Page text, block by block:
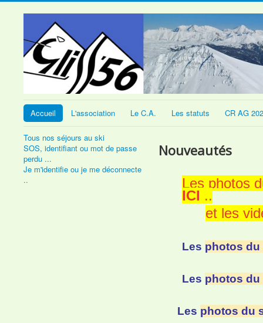
Accueil L'association Le C.A. Les statuts CR AG
Tous nos séjours au ski
SOS, identifiant ou mot de passe
perdu ...
Je m'identifie ou je me déconnecte
..
Nouveautés
Les photos
ICI ..
et les
Les photos du
Les photos du
Les photos du